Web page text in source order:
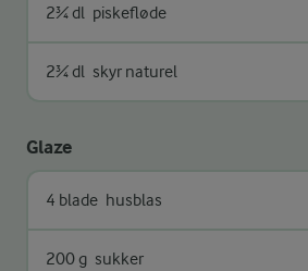
2¾ dl piskefløde
2¾ dl skyr naturel
Glaze
4 blade husblas
200 g sukker